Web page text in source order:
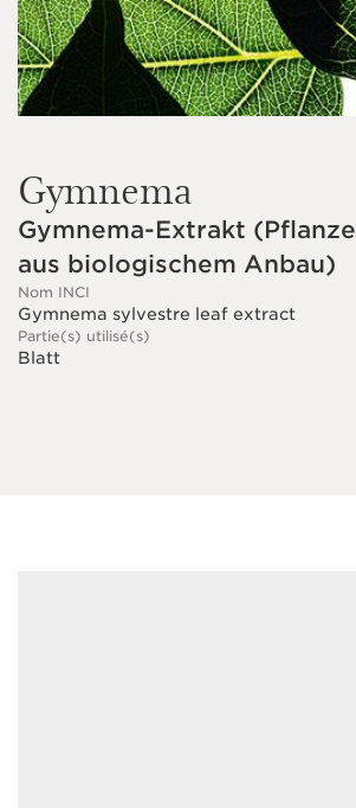
Gymnema
Gymnema-Extrakt (Pflanze
aus biologischem Anbau)
Nom INCI
Gymnema sylvestre leaf extract
Partie(s) utilisé(s)
Blatt